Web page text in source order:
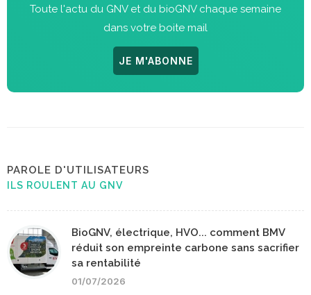
Toute l'actu du GNV et du bioGNV chaque semaine
dans votre boite mail
JE M'ABONNE
PAROLE D'UTILISATEURS
ILS ROULENT AU GNV
BioGNV, électrique, HVO... comment BMV
réduit son empreinte carbone sans sacrifier
sa rentabilité
01/07/2026